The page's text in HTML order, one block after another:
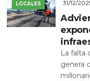
LOCALES 31/12/
La falta
genera